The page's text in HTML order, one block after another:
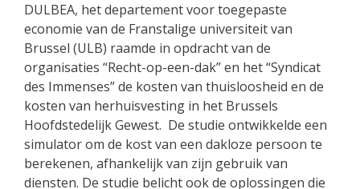
DULBEA, het departement voor toegepaste
economie van de Franstalige universiteit van
Brussel (ULB) raamde in opdracht van de
organisaties “Recht-op-een-dak” en het “Syndicat
des Immenses” de kosten van thuisloosheid en de
kosten van herhuisvesting in het Brussels
Hoofdstedelijk Gewest. De studie ontwikkelde een
simulator om de kost van een dakloze persoon te
berekenen, afhankelijk van zijn gebruik van
diensten. De studie belicht ook de oplossingen die